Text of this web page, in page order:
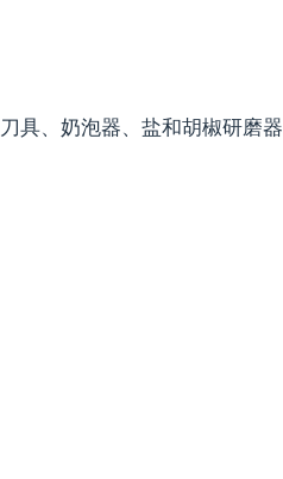
具、奶泡器、盐和胡椒研磨器